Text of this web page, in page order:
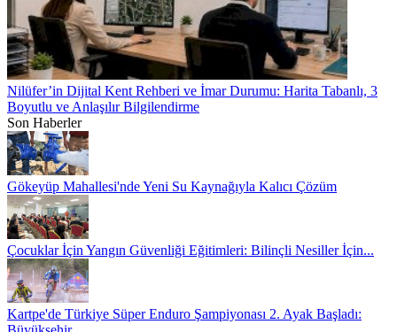
Nilüfer’in Dijital Kent Rehberi ve İmar Durumu: Harita Tabanlı, 3
Boyutlu ve Anlaşılır Bilgilendirme
Son Haberler
Gökeyüp Mahallesi'nde Yeni Su Kaynağıyla Kalıcı Çözüm
Çocuklar İçin Yangın Güvenliği Eğitimleri: Bilinçli Nesiller İçin...
Kartpe'de Türkiye Süper Enduro Şampiyonası 2. Ayak Başladı: